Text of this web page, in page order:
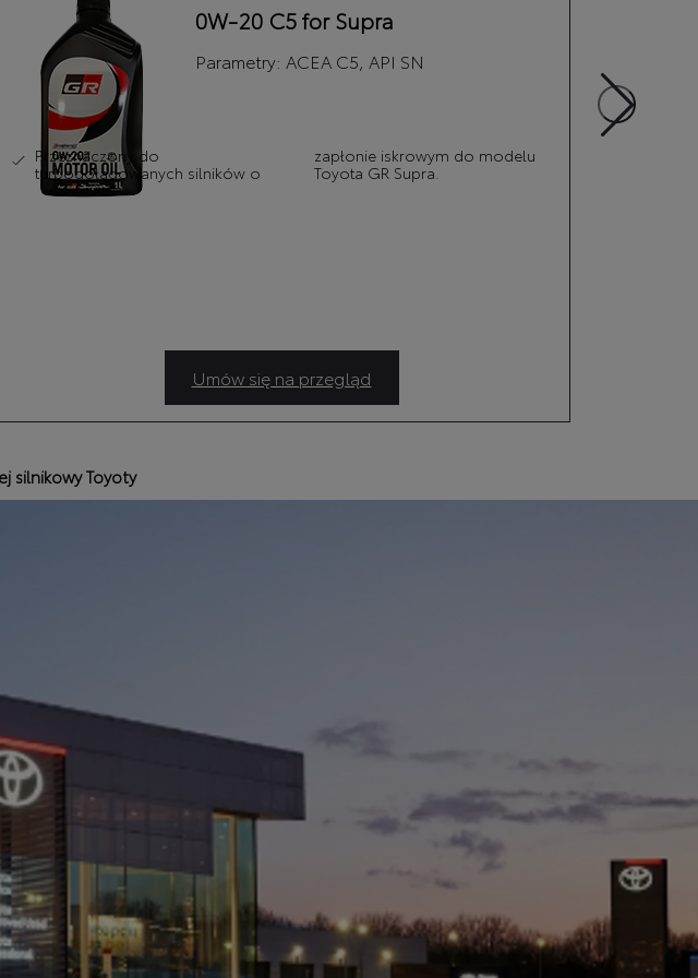
0W-20 C5 for Supra
Parametry: ACEA C5, API SN
Przeznaczony do
turbodoładowanych silników o
zapłonie iskrowym do modelu
Toyota GR Supra.
Umów się na przegląd
silnikowy Toyoty